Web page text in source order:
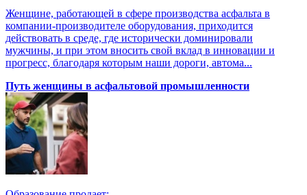
Женщине, работающей в сфере производства асфальта в
компании-производителе оборудования, приходится
действовать в среде, где исторически доминировали
мужчины, и при этом вносить свой вклад в инновации и
прогресс, благодаря которым наши дороги, автома...
Путь женщины в асфальтовой промышленности